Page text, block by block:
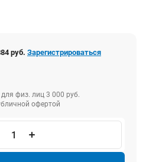
руб. Зарегистрироваться
физ. лиц 3 000 руб.
офертой